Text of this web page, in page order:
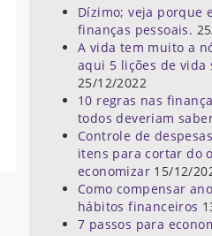
Dízimo; veja porque
finanças pessoais.
A vida tem muito a
aqui 5 lições de
25/12/2022
10 regras nas
todos deveriam
Controle de
itens para cortar do
economizar 15/12/
Como compensar
hábitos financeiros
7 passos para